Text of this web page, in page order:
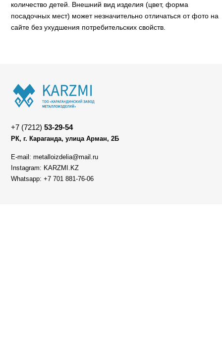
количество детей. Внешний вид изделия (цвет, форма
посадочных мест) может незначительно отличаться от фото на
сайте без ухудшения потребительских свойств.
+7 (7212)53-29-54
РК, г. Караганда, улица Арман, 2Б
E-mail: metalloizdelia@mail.ru
Instagram: KARZMI.KZ
Whatsapp: +7 701 881-76-06